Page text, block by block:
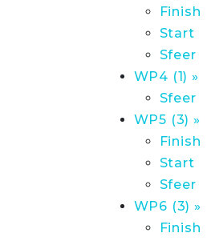
Finish
Start
Sfeer
WP4 (1) »
Sfeer
WP5 (3) »
Finish
Start
Sfeer
WP6 (3) »
Finish